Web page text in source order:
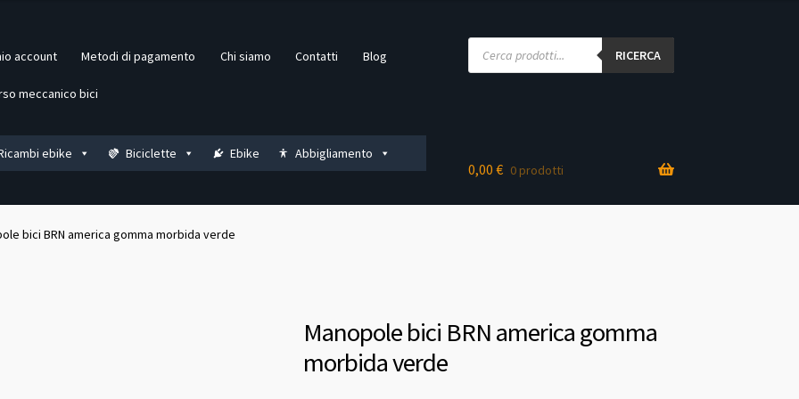
account Metodi di pagamento Chi siamo Contatti Blog
meccanico bici
Products
search RICERCA
ebike Biciclette Ebike Abbigliamento
0,00 € 0 prodotti
bici BRN america gomma morbida verde
Manopole bici BRN america gomma
morbida verde